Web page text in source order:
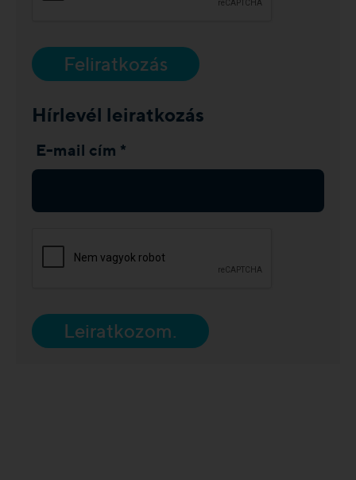
Feliratkozás
Hírlevél leiratkozás
E-mail cím *
Leiratkozom.